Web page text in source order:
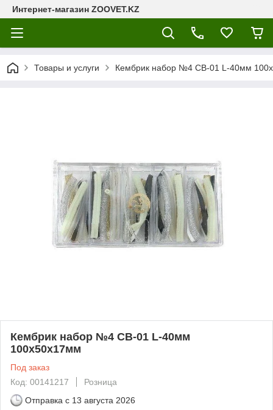
Интернет-магазин ZOOVET.KZ
Товары и услуги Кембрик набор №4 СВ-01 L-40мм
Кембрик набор №4 СВ-01 L-40мм
100х50х17мм
Под заказ
Код: 00141217
Розница
Отправка с 13 августа 2026